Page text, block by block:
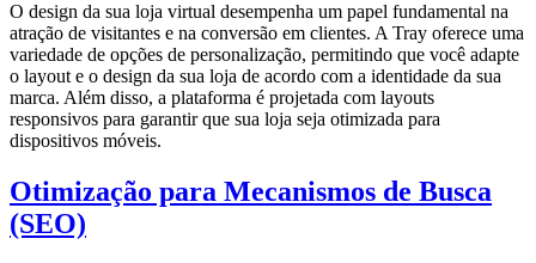
O design da sua loja virtual desempenha um papel fundamental na
atração de visitantes e na conversão em clientes. A Tray oferece uma
variedade de opções de personalização, permitindo que você adapte
o layout e o design da sua loja de acordo com a identidade da sua
marca. Além disso, a plataforma é projetada com layouts
responsivos para garantir que sua loja seja otimizada para
dispositivos móveis.
Otimização para Mecanismos de Busca
(SEO)